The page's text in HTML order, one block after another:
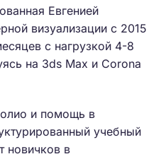
Евгенией
визуализации с 2015
с нагрузкой 4-8
на 3ds Max и Corona
и помощь в
учебный
новичков в